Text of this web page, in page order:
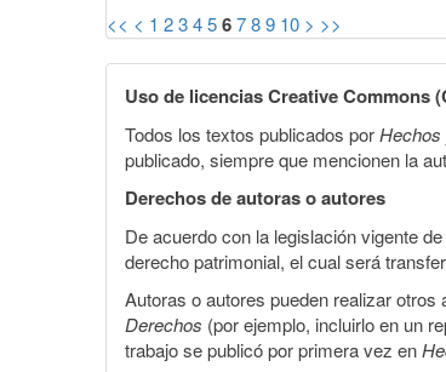
<< < 1 23456789 10 > >>
Uso de licencias Creative Commons
Todos los textos publicados porHechos
publicado, siempre que mencionen la
Derechos de autoras o autores
De acuerdo con la legislación vigente
derecho patrimonial, el cual será
Autoras o autores pueden realizar
Derechos (por ejemplo, incluirlo en un
trabajo se publicó por primera vez en